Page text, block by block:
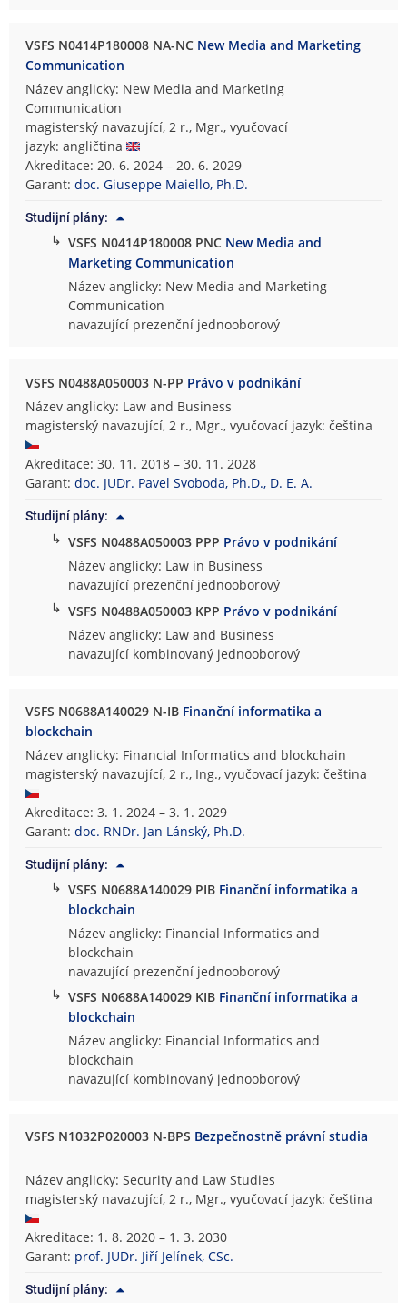
VSFS N0414P180008 NA-NC New Media and Marketing
Communication
Název anglicky: New Media and Marketing
Communication
magisterský navazující, 2 r., Mgr., vyučovací
jazyk: angličtina
Akreditace: 20. 6. 2024 – 20. 6. 2029
Garant:doc. Giuseppe Maiello, Ph.D.
Studijní plány:
↳ VSFS N0414P180008 PNC New Media and
Marketing Communication
Název anglicky: New Media and Marketing
Communication
navazující prezenční jednooborový
VSFS N0488A050003 N-PP Právo v podnikání
Název anglicky: Law and Business
magisterský navazující, 2 r., Mgr., vyučovací jazyk: čeština
Akreditace: 30. 11. 2018 – 30. 11. 2028
Garant:doc. JUDr. Pavel Svoboda, Ph.D., D. E. A.
Studijní plány:
↳ VSFS N0488A050003 PPP Právo v podnikání
Název anglicky: Law in Business
navazující prezenční jednooborový
↳ VSFS N0488A050003 KPP Právo v podnikání
Název anglicky: Law and Business
navazující kombinovaný jednooborový
VSFS N0688A140029 N-IB Finanční informatika a
blockchain
Název anglicky: Financial Informatics and blockchain
magisterský navazující, 2 r., Ing., vyučovací jazyk: čeština
Akreditace: 3. 1. 2024 – 3. 1. 2029
Garant:doc. RNDr. Jan Lánský, Ph.D.
Studijní plány:
↳ VSFS N0688A140029 PIB Finanční informatika a
blockchain
Název anglicky: Financial Informatics and
blockchain
navazující prezenční jednooborový
↳ VSFS N0688A140029 KIB Finanční informatika a
blockchain
Název anglicky: Financial Informatics and
blockchain
navazující kombinovaný jednooborový
VSFS N1032P020003 N-BPS Bezpečnostně právní studia
Název anglicky: Security and Law Studies
magisterský navazující, 2 r., Mgr., vyučovací jazyk: čeština
Akreditace: 1. 8. 2020 – 1. 3. 2030
Garant: prof. JUDr. Jiří Jelínek, CSc.
Studijní plány: